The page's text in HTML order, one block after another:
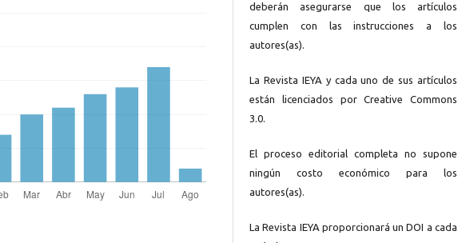
deberán asegurarse que los artículos
cumplen con las instrucciones a los
autores(as).
La Revista IEYA y cada uno de sus artículos
están licenciados por Creative Commons
3.0.
El proceso editorial completa no supone
ningún costo económico para los
autores(as).
La Revista IEYA proporcionará un DOI a cada